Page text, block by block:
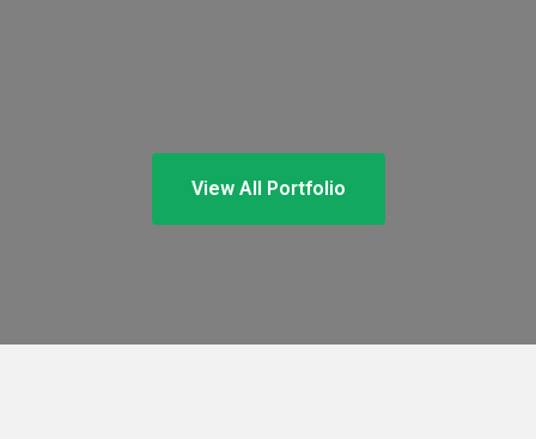
View All Portfolio